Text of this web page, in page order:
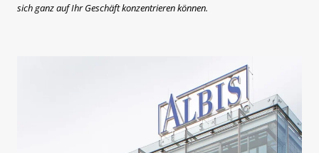
sich ganz auf Ihr Geschäft konzentrieren können.